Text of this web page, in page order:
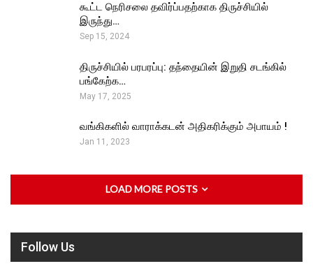
கூட்ட நெரிசலை தவிர்ப்பதற்காக திருச்சியில்
இருந்து…
Sep 15, 2024
திருச்சியில் பரபரப்பு: தந்தையின் இறுதி சடங்கில்
பங்கேற்க…
May 17, 2025
வங்கிகளில் வாராக்கடன் அதிகரிக்கும் அபாயம் !
Jan 11, 2023
LOAD MORE POSTS
Follow Us